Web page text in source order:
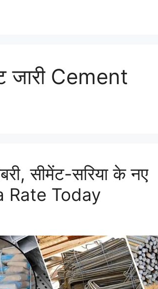
जारी Cement
सीमेंट-सरिया के नए
Rate Today